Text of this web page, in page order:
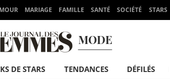
MARIAGE FAMILLE SANTÉ SOCIÉTÉ STARS
MODE
DE STARS TENDANCES DÉFILÉS